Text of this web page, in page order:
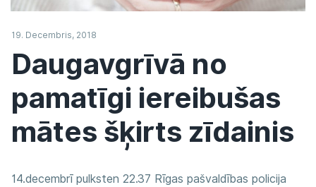
19. Decembris, 2018
Daugavgrīvā no
pamatīgi iereibušas
mātes šķirts zīdainis
14.decembrī pulksten 22.37 Rīgas pašvaldības policija